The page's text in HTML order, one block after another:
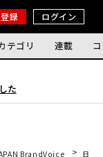
録 ログイン
テゴリ 連載
た
BrandVoice 日本